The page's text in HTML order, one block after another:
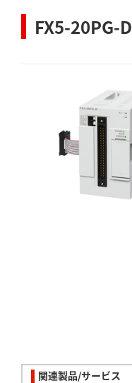
FX5-20PG-D
関連製品/サービス